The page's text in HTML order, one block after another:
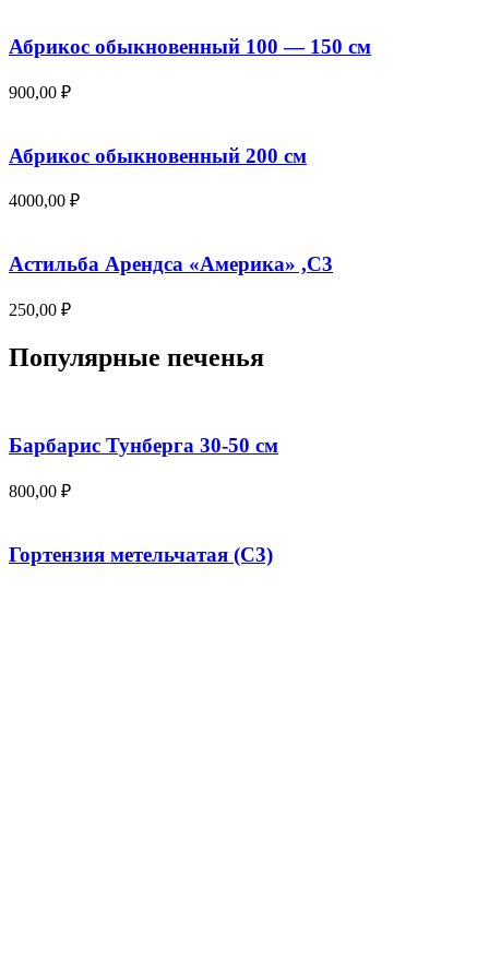
Абрикос обыкновенный 100 — 150 см
900,00 ₽
Абрикос обыкновенный 200 см
4000,00 ₽
Астильба Арендса «Америка» ,С3
250,00 ₽
Популярные печенья
Барбарис Тунберга 30-50 см
800,00 ₽
Гортензия метельчатая (С3)